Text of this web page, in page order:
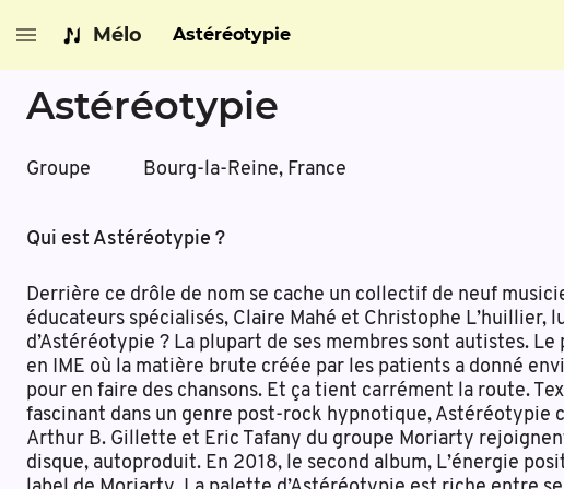
Mélo Astéréotypie
Astéréotypie
Groupe Bourg-la-Reine, France
Qui est Astéréotypie ?
Derrière ce drôle de nom se cache un collectif de neuf
éducateurs spécialisés, Claire Mahé et Christophe L’huillier,
d’Astéréotypie ? La plupart de ses membres sont autistes.
en IME où la matière brute créée par les patients a donné
pour en faire des chansons. Et ça tient carrément la route.
fascinant dans un genre post-rock hypnotique, Astéréotypie
Arthur B. Gillette et Eric Tafany du groupe Moriarty
disque, autoproduit. En 2018, le second album, L’énergie